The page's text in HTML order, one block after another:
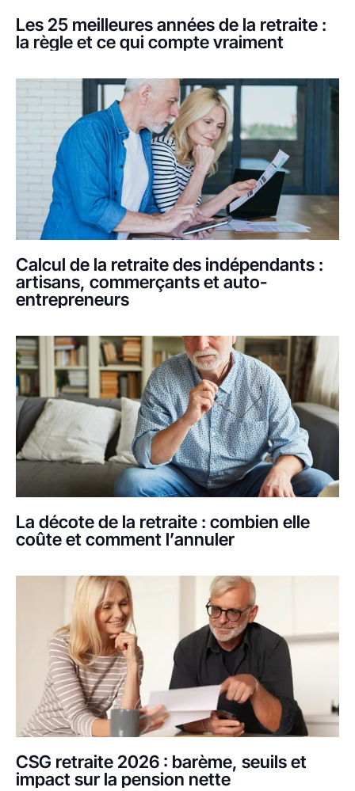
Les 25 meilleures années de la retraite :
la règle et ce qui compte vraiment
Calcul de la retraite des indépendants :
artisans, commerçants et auto-
entrepreneurs
La décote de la retraite : combien elle
coûte et comment l’annuler
CSG retraite 2026 : barème, seuils et
impact sur la pension nette